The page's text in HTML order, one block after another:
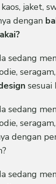
jaket,
dengan
sedang
sesuai
sedang
dengan
sedang